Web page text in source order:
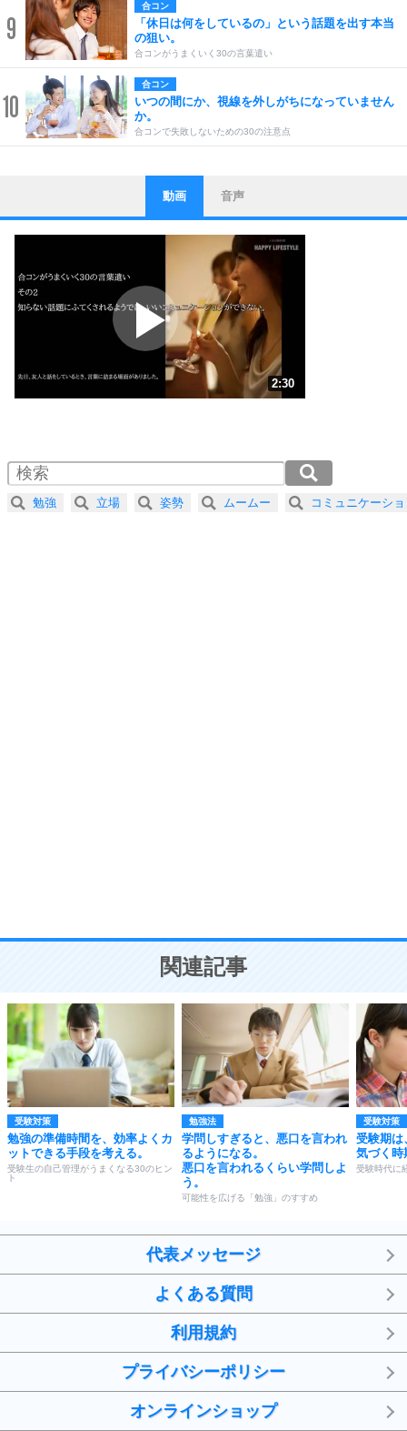
9
合コン
「休日は何をしているの」という話題を出す本当
の狙い。
合コンがうまくいく30の言葉遣い
10
合コン
いつの間にか、視線を外しがちになっていません
か。
合コンで失敗しないための30の注意点
1
ストレス対策
他人と比べない。
いっそのこと、他人を見ない。
いらいらしない人になる30の方法
プラス思考
ポジティブになれない原因は、行動しないから。
ポジティブ思考になる30の方法
ストレス対策
人生、なんとかなるもの。
気楽に生きる30の方法
4 器の大きい人は、怒りを優しさで表現する。
プラス思考
ことが大切。
動画 音声
2:30
2.0倍速 （294KB 1分15秒）
2.5倍速 （236KB 1分0秒）
3.0倍速 （196KB 50秒）
勉強 立場 姿勢 ムームー コミュニケーシ
関連記事
受験対策
勉強の準備時間を、効率よくカ
ットできる手段を考える。
受験生の自己管理がうまくなる30のヒン
ト
勉強法
学問しすぎると、悪口を言われ
るようになる。
悪口を言われるくらい学問しよ
う。
可能性を広げる「勉強」のすすめ
受験対策
受験期は
気づく時
受験時代に
代表メッセージ
よくある質問
利用規約
プライバシーポリシー
オンラインショップ